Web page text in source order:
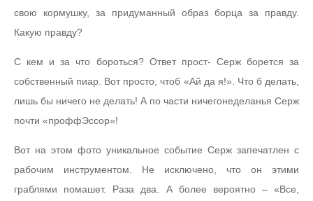
свою кормушку, за придуманный образ борца за правду.
Какую правду?
С кем и за что бороться? Ответ прост- Серж борется за
собственный пиар. Вот просто, чтоб «Ай да я!». Что б делать,
лишь бы ничего не делать! А по части ничегонеделанья Серж
почти «проффЭссор»!
Вот на этом фото уникальное событие Серж запечатлен с
рабочим инструментом. Не исключено, что он этими
граблями помашет. Раза два. А более вероятно – «Все,